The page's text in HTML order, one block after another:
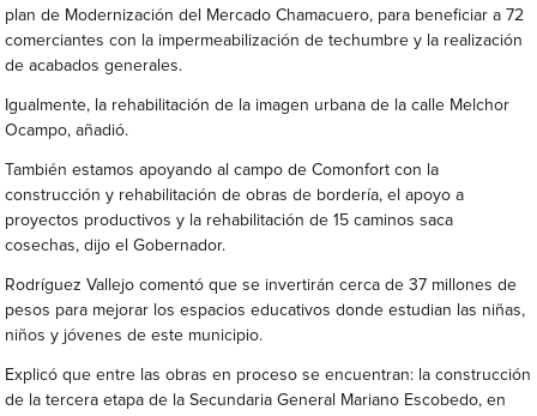
plan de Modernización del Mercado Chamacuero, para beneficiar a 72
comerciantes con la impermeabilización de techumbre y la realización
de acabados generales.
Igualmente, la rehabilitación de la imagen urbana de la calle Melchor
Ocampo, añadió.
También estamos apoyando al campo de Comonfort con la
construcción y rehabilitación de obras de bordería, el apoyo a
proyectos productivos y la rehabilitación de 15 caminos saca
cosechas, dijo el Gobernador.
Rodríguez Vallejo comentó que se invertirán cerca de 37 millones de
pesos para mejorar los espacios educativos donde estudian las niñas,
niños y jóvenes de este municipio.
Explicó que entre las obras en proceso se encuentran: la construcción
de la tercera etapa de la Secundaria General Mariano Escobedo, en